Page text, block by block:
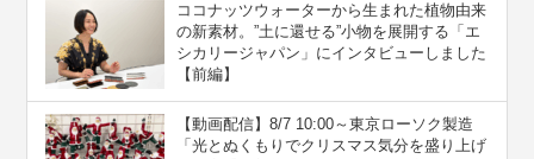
ココナッツウォーターから生まれた植物由来
の新素材。”⼟に還せる”小物を展開する「エ
シカリージャパン」にインタビューしました
【前編】
【動画配信】8/7 10:00～東京ローソク製造
「光とぬくもりでクリスマス気分を盛り上げ